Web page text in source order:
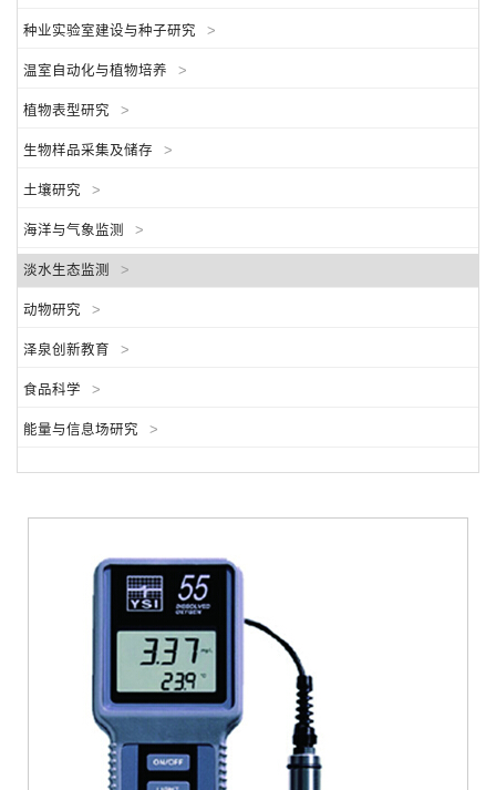
种业实验室建设与种子研究 >
温室自动化与植物培养 >
植物表型研究 >
生物样品采集及储存 >
土壤研究 >
海洋与气象监测 >
淡水生态监测 >
动物研究 >
泽泉创新教育 >
食品科学 >
能量与信息场研究 >